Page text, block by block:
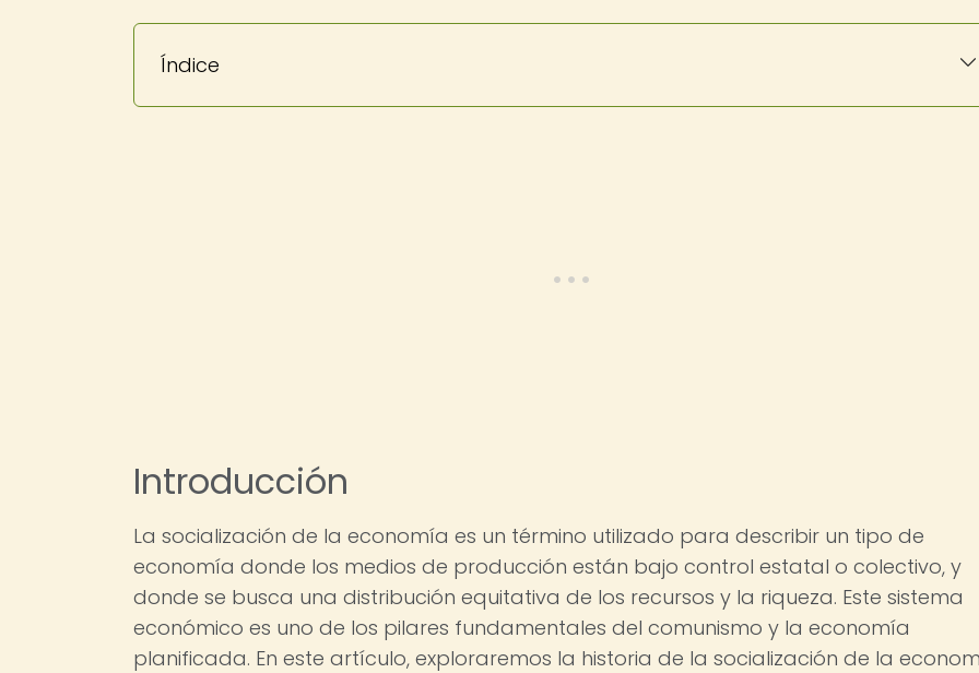
Índice
Introducción
La socialización de la economía es un término utilizado para describir un tipo de
economía donde los medios de producción están bajo control estatal o colectivo, y
donde se busca una distribución equitativa de los recursos y la riqueza. Este sistema
económico es uno de los pilares fundamentales del comunismo y la economía
planificada. En este artículo, exploraremos la historia de la socialización de la